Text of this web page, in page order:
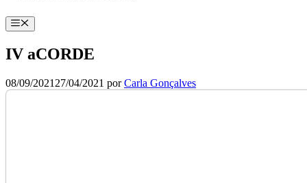
Menu
IV aCORDE
08/09/2021 27/04/2021 porCarla Gonçalves